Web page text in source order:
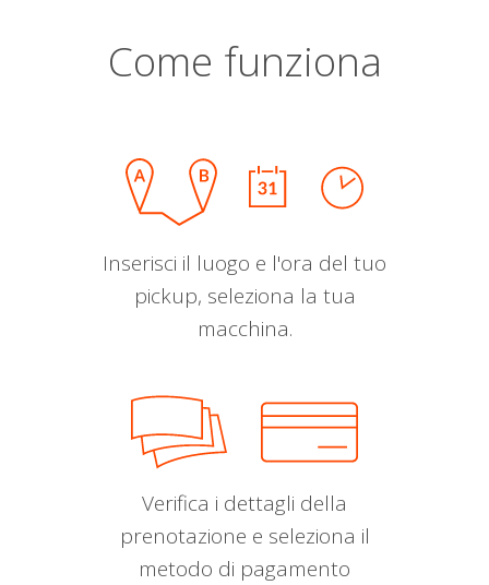
Come funziona
Inserisci il luogo e l'ora del tuo
pickup, seleziona la tua
macchina.
Verifica i dettagli della
prenotazione e seleziona il
metodo di pagamento